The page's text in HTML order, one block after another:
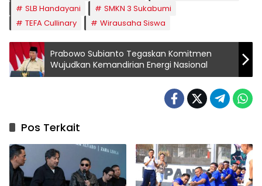
SLB Handayani
SMKN 3 Sukabumi
TEFA Cullinary
Wirausaha Siswa
Prabowo Subianto Tegaskan Komitmen
Wujudkan Kemandirian Energi Nasional
Pos Terkait